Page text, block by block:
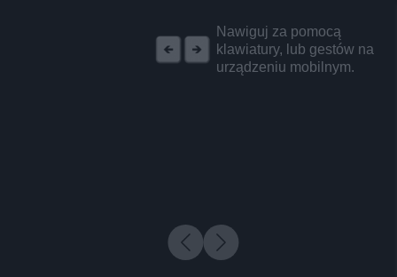
Nawiguj za pomocą
klawiatury, lub gestów na
urządzeniu mobilnym.